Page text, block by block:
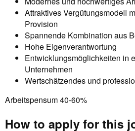
Attraktives Vergütungsmodell
Provision
Spannende Kombination aus
Hohe Eigenverantwortung
Entwicklungsmöglichkeiten in
Unternehmen
Wertschätzendes und
Arbeitspensum 40-60%
How to apply for this